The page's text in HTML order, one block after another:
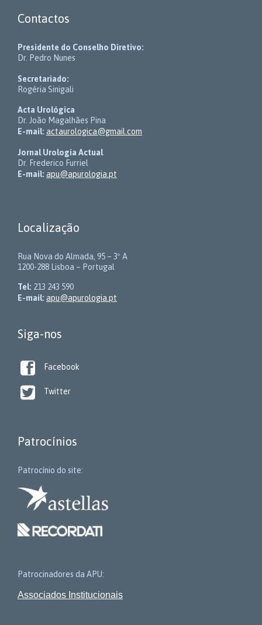
Contactos
Presidente do Conselho Diretivo:
Dr. Pedro Nunes
Secretariado:
Rogéria Sinigali
Acta Urológica
Dr. João Magalhães Pina
E-mail: actaurologica@gmail.com
Jornal Urologia Actual
Dr. Frederico Furriel
E-mail: apu@apurologia.pt
Localização
Rua Nova do Almada, 95 – 3º A
1200-288 Lisboa – Portugal
Tel: 213 243 590
E-mail: apu@apurologia.pt
Siga-nos
 Facebook
 Twitter
Patrocínios
Patrocínio do site:
Patrocinadores da APU:
Associados Institucionais